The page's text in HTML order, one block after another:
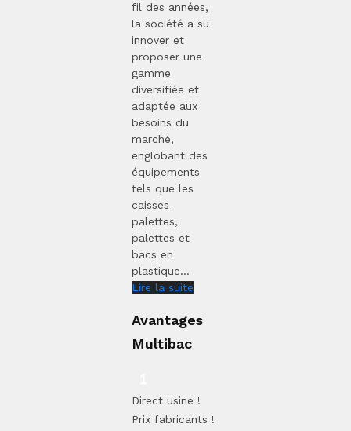
fil des années,
la société a su
innover et
proposer une
gamme
diversifiée et
adaptée aux
besoins du
marché,
englobant des
équipements
tels que les
caisses-
palettes,
palettes et
bacs en
plastique...
Lire la suite
Avantages
Multibac
Direct usine !
Prix fabricants !